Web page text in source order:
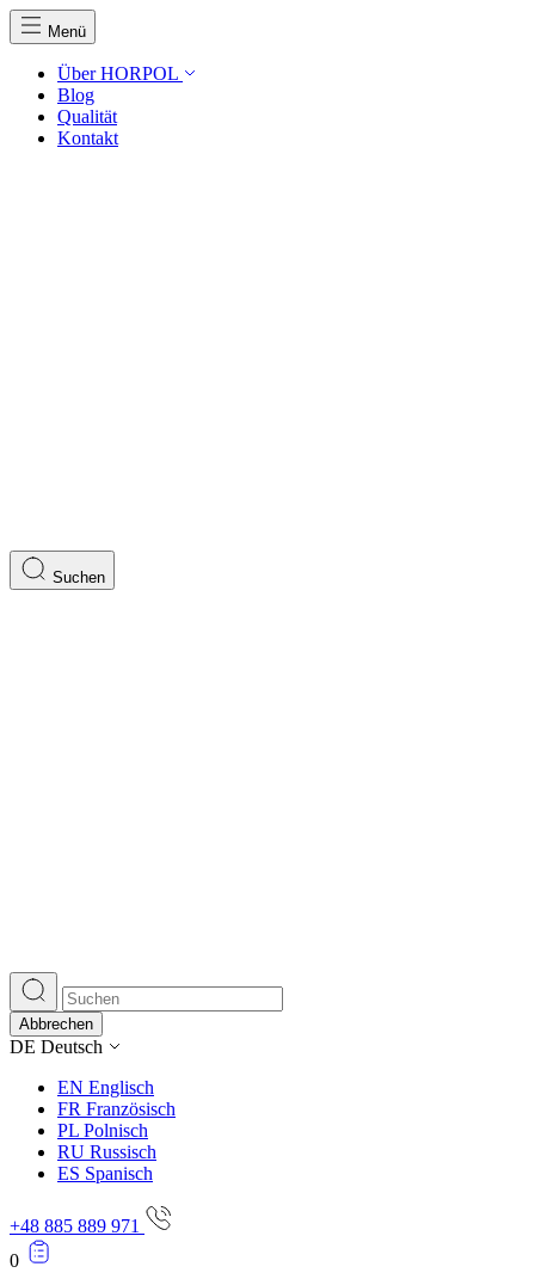
Menü
Über HORPOL
Blog
Qualität
Kontakt
Suchen
Abbrechen
DE Deutsch
EN Englisch
FR Französisch
PL Polnisch
RU Russisch
ES Spanisch
+48 885 889 971
0